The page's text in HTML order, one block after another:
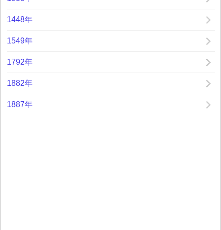
1448年
1549年
1792年
1882年
1887年